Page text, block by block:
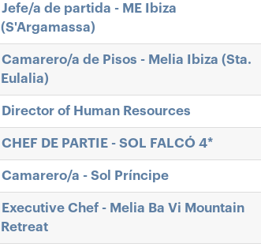
Jefe/a de partida - ME Ibiza
(S'Argamassa)
Camarero/a de Pisos - Melia Ibiza (Sta.
Eulalia)
Director of Human Resources
CHEF DE PARTIE - SOL FALCÓ 4*
Camarero/a - Sol Príncipe
Executive Chef - Melia Ba Vi Mountain
Retreat